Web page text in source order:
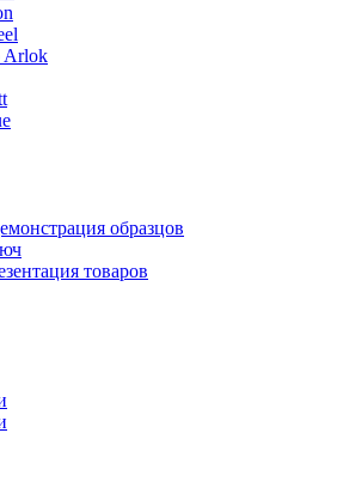
Arlok
образцов
товаров